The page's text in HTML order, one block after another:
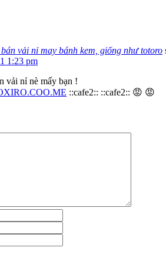
bán vải nỉ may bánh kem, giống như totoro
1:23 pm
vải nỉ nè mấy bạn !
::cafe2:: ::cafe2:: 😡 😡